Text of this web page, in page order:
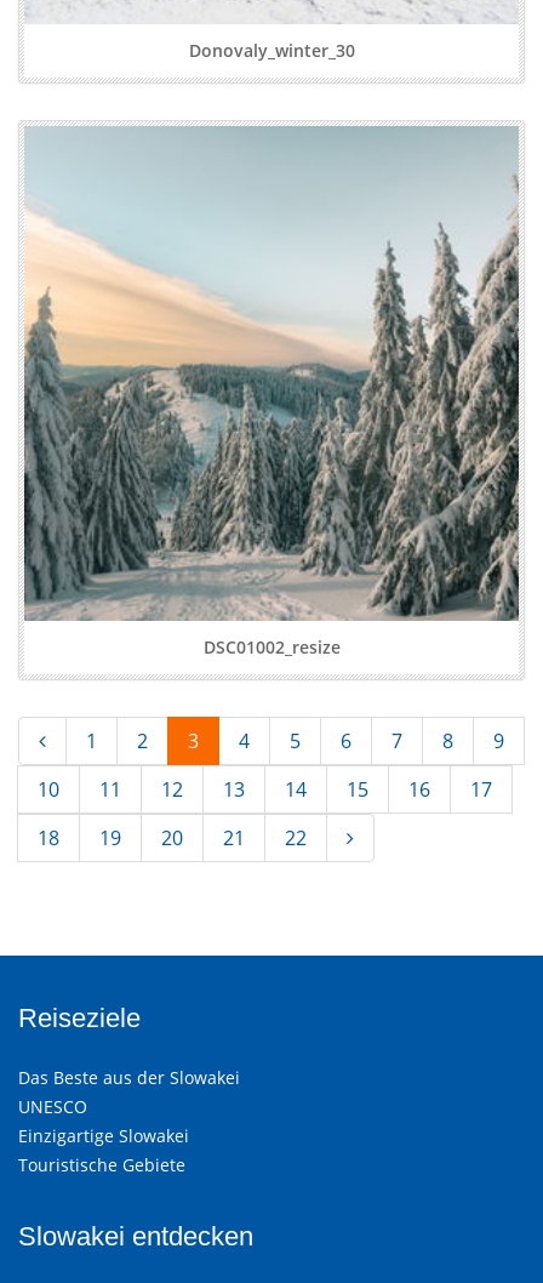
Donovaly_winter_30
DSC01002_resize
1 2 3 4 5 6 7 8
9
10
11 12 13 14 15 16
17
18
19 20 21 22
Reiseziele
Das Beste aus der Slowakei
UNESCO
Einzigartige Slowakei
Touristische Gebiete
Slowakei entdecken